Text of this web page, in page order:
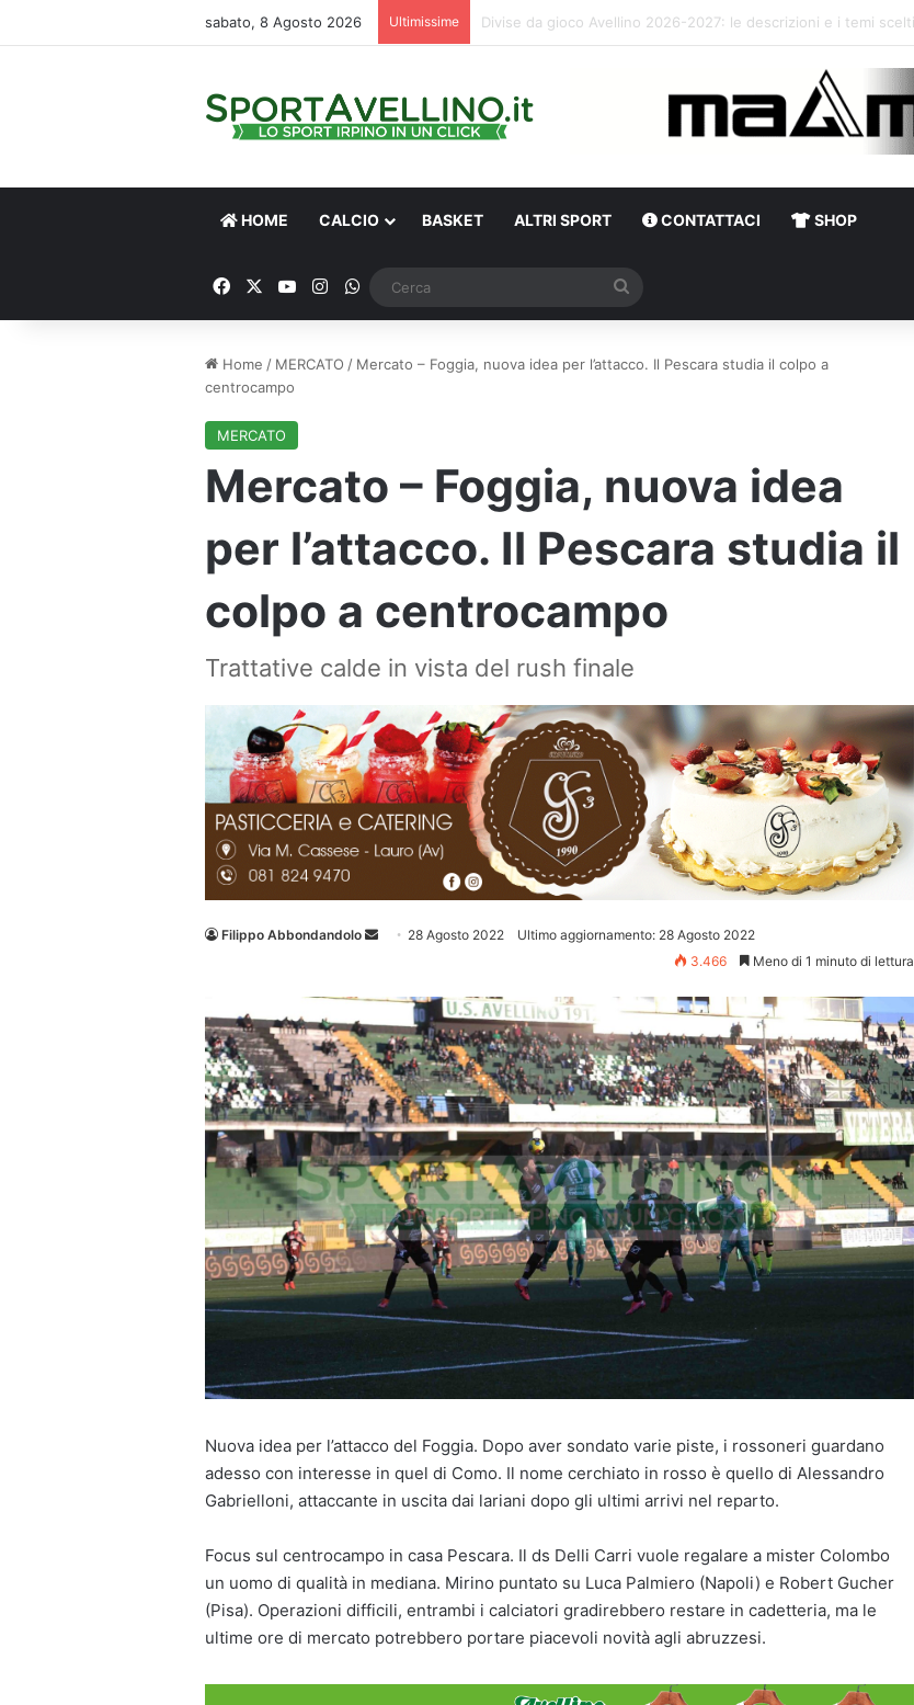
sabato, 8 Agosto 2026 Ultimissime
HOME CALCIO BASKET ALTRI SPORT CONTATTACI SHOP
FacebookYou TubeInstagram
WhatsApp
Home / MERCATO / Mercato – Foggia, nuova idea per l’attacco. Il Pescara studia il colpo a
centrocampo
MERCATO
Mercato – Foggia, nuova idea
per l’attacco. Il Pescara studia il
colpo a centrocampo
Trattative calde in vista del rush finale
Filippo Abbondandolo
Invia 28 Agosto 2022
Ultimo aggiornamento: 28 Agosto 2022
3.466
Meno di 1 minuto di lettura
Nuova idea per l’attacco del Foggia. Dopo aver sondato varie piste, i rossoneri guardano
adesso con interesse in quel di Como. Il nome cerchiato in rosso è quello di Alessandro
Gabrielloni, attaccante in uscita dai lariani dopo gli ultimi arrivi nel reparto.
Focus sul centrocampo in casa Pescara. Il ds Delli Carri vuole regalare a mister Colombo
un uomo di qualità in mediana. Mirino puntato su Luca Palmiero (Napoli) e Robert Gucher
(Pisa). Operazioni difficili, entrambi i calciatori gradirebbero restare in cadetteria, ma le
ultime ore di mercato potrebbero portare piacevoli novità agli abruzzesi.